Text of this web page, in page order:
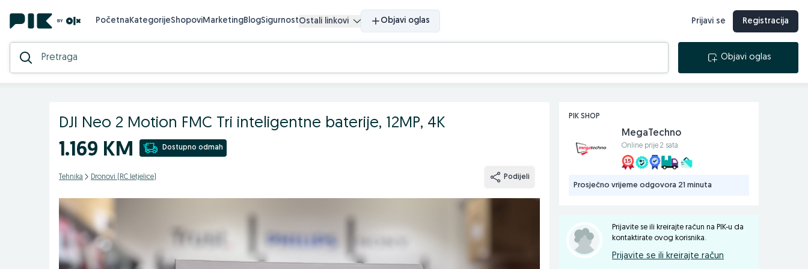
PočetnaKategorijeShopoviMarketingBlogSigurnostOstali linkovi Objavi oglas Prijavi se Registracija
Objavi oglas
DJI Neo 2 Motion FMC Tri inteligentne baterije, 12MP, 4K
1.169 KM Dostupno odmah
Tehnika Dronovi (RC letjelice) Podijeli
PIK SHOP
MegaTechno
Online prije 2 sata
Prosječno vrijeme odgovora 21 minuta
Prijavite se ili kreirajte račun na PIK-u da
kontaktirate ovog korisnika.
Prijavite se ili kreirajte račun